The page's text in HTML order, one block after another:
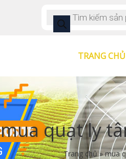
TRANG CHỦ
mua quạt ly
Trang chủ»mua